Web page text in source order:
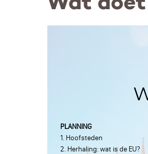
PLANNING
1. Hoofsteden
2. Herhaling: wat is de EU?